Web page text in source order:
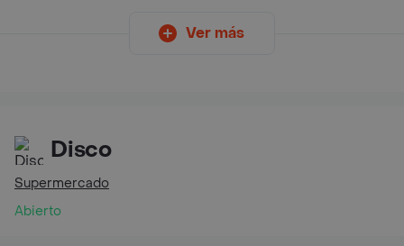
Ver más
Disco
Supermercado
Abierto